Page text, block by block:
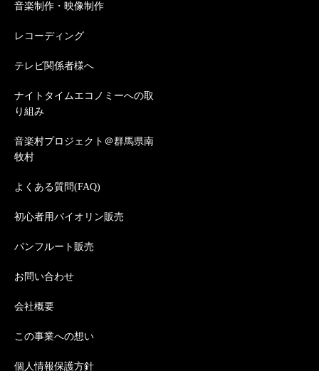
音楽制作・映像制作
レコーディング
テレビ関係者様へ
ナイトタイムエコノミーへの取
り組み
音楽村プロジェクト＠群馬県南
牧村
よくある質問(FAQ)
初心者用バイオリン販売
パンフルート販売
お問い合わせ
会社概要
この事業への想い
個人情報保護方針